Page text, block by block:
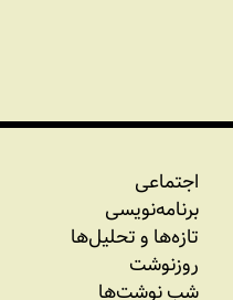
اجتماعی
برنامه‏‌نویسی
تازه‌‌ها و تحلیل‌ها
روزنوشت
شب نوشت‌ها